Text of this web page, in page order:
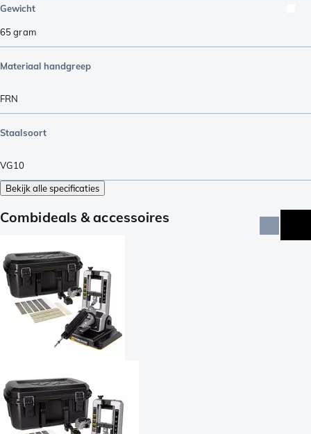
Gewicht
65gram
Materiaal handgreep
FRN
Staalsoort
VG10
Bekijk alle specificaties
Combideals & accessoires